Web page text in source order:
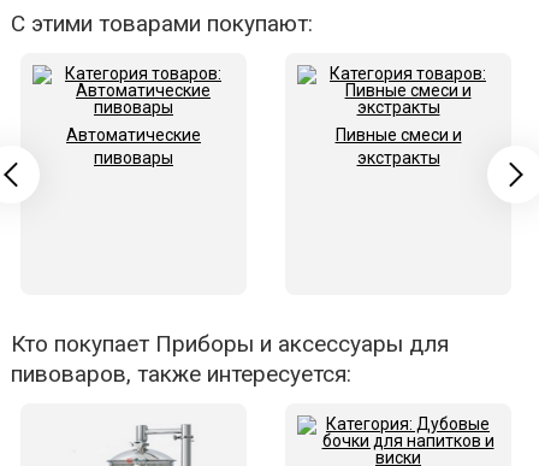
С этими товарами покупают:
Автоматические
пивовары
Пивные смеси и
экстракты
Кто покупает Приборы и аксессуары для
пивоваров, также интересуется: